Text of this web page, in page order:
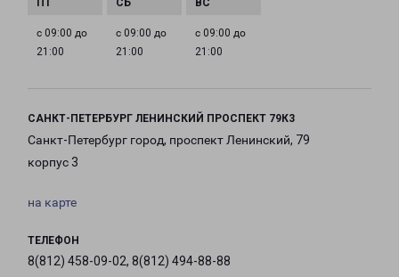
с 09:00 до
21:00
с 09:00 до
21:00
с 09:00 до
21:00
САНКТ-ПЕТЕРБУРГ ЛЕНИНСКИЙ ПРОСПЕКТ 79К3
Санкт-Петербург город, проспект Ленинский, 79
корпус 3
на карте
ТЕЛЕФОН
8(812) 458-09-02, 8(812) 494-88-88